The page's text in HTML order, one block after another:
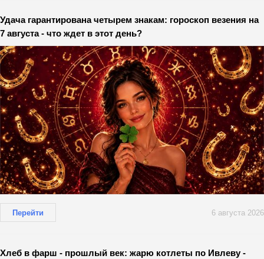
Удача гарантирована четырем знакам: гороскоп везения на
7 августа - что ждет в этот день?
Перейти 6 августа 2026
Хлеб в фарш - прошлый век: жарю котлеты по Ивлеву -